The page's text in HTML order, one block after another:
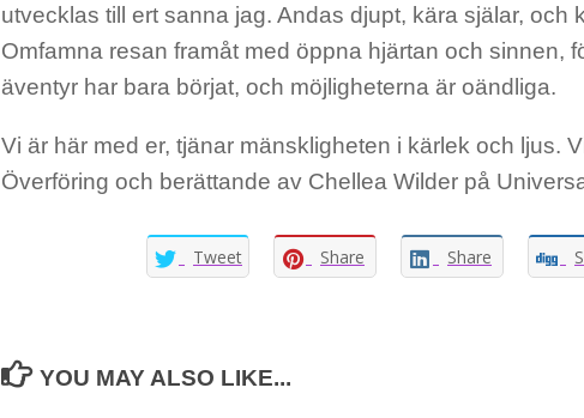
utvecklas till ert sanna jag. Andas djupt, kära själar, och
Omfamna resan framåt med öppna hjärtan och sinnen,
äventyr har bara börjat, och möjligheterna är oändliga.
Vi är här med er, tjänar mänskligheten i kärlek och ljus.
Överföring och berättande av Chellea Wilder på
Tweet Share Share
YOU MAY ALSO LIKE...